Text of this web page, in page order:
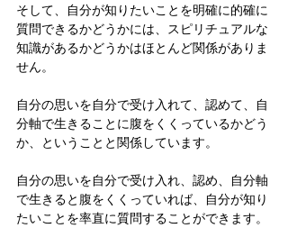
そして、自分が知りたいことを明確に的確に
質問できるかどうかには、スピリチュアルな
知識があるかどうかはほとんど関係がありま
せん。
自分の思いを自分で受け入れて、認めて、自
分軸で生きることに腹をくくっているかどう
か、ということと関係しています。
自分の思いを自分で受け入れ、認め、自分軸
で生きると腹をくくっていれば、自分が知り
たいことを率直に質問することができます。